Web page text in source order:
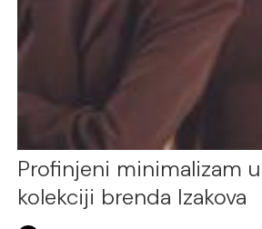
Profinjeni minimalizam
kolekciji brenda Izakova